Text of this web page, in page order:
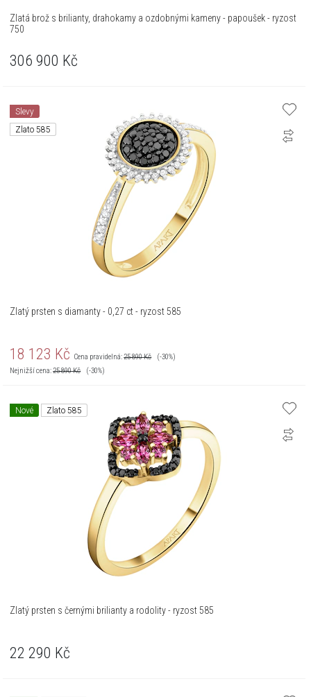
Zlatá brož s brilianty, drahokamy a ozdobnými kameny - papoušek - ryzost
750
306 900 Kč
Slevy
Zlato 585
Zlatý prsten s diamanty - 0,27 ct - ryzost 585
18 123 Kč Cena pravidelná:25 890Kč
(-30%)
Nejnižší cena:25 890Kč (-30%)
Nové Zlato 585
Zlatý prsten s černými brilianty a rodolity - ryzost 585
22 290 Kč